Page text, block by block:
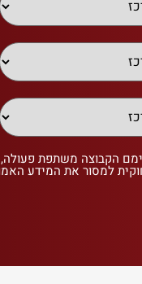
הקבוצה משתפת פעולה,
למסור את המידע